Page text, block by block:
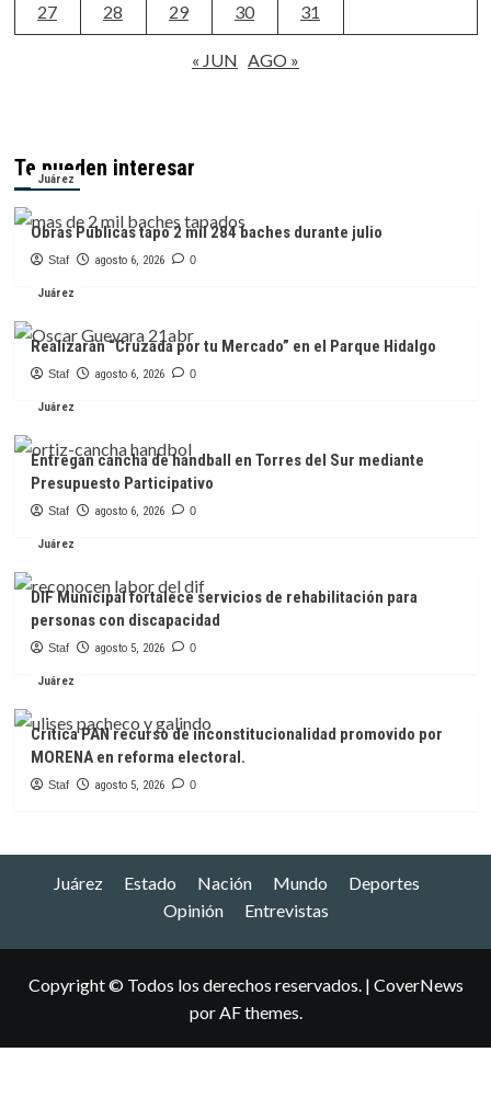
27 28 29 30 31
« JUN AGO »
Te pueden interesar
Juárez
Obras Públicas tapó 2 mil 284 baches durante julio
Staf agosto 6, 2026 0
Juárez
Realizarán “Cruzada por tu Mercado” en el Parque Hidalgo
Staf agosto 6, 2026 0
Juárez
Entregan cancha de handball en Torres del Sur mediante
Presupuesto Participativo
Staf agosto 6, 2026 0
Juárez
DIF Municipal fortalece servicios de rehabilitación para
personas con discapacidad
Staf agosto 5, 2026 0
Juárez
Critica PAN recurso de inconstitucionalidad promovido por
MORENA en reforma electoral.
Staf agosto 5, 2026 0
Juárez Estado Nación Mundo
Deportes
Opinión
Entrevistas
Copyright © Todos los derechos reservados. | CoverNews
por AF themes.